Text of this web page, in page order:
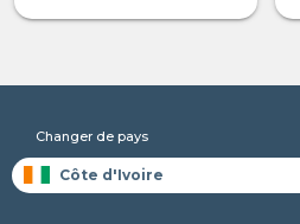
Changer de pays